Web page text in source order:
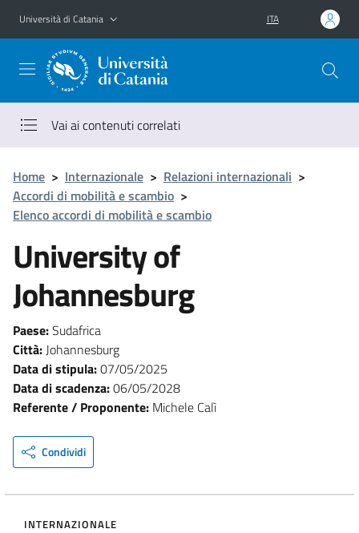
Vai al contenuto principale
Vai al menu di navigazione
Università di Catania ITA
Vai ai contenuti correlati
Home > Internazionale > Relazioni internazionali >
Accordi di mobilità e scambio >
Elenco accordi di mobilità e scambio
University of
Johannesburg
Paese:Sudafrica
Città:Johannesburg
Data di stipula:07/05/2025
Data di scadenza:06/05/2028
Referente / Proponente: Michele Calì
Condividi
INTERNAZIONALE